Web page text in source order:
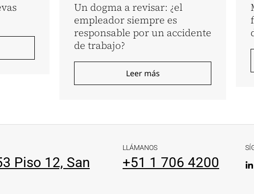
Un dogma a revisar: ¿el
empleador siempre es
responsable por un accidente
de trabajo?
Leer más
Piso 12, San
LLÁMANOS
+51 1 706 4200